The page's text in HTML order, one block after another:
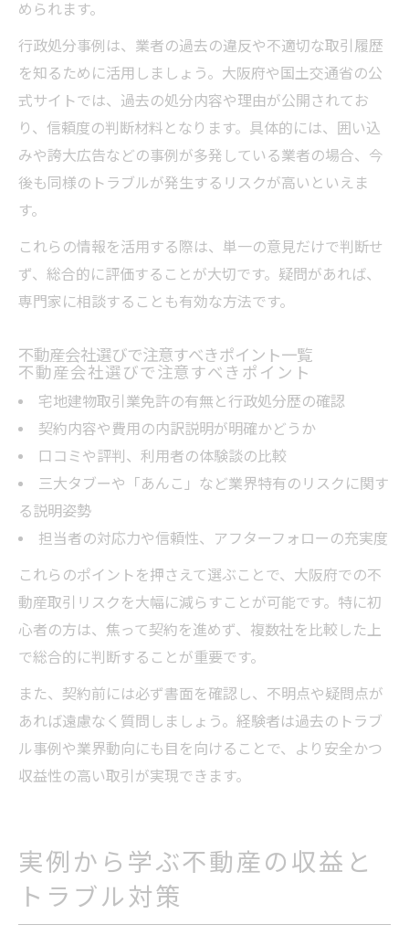
められます。
行政処分事例は、業者の過去の違反や不適切な取引履歴
を知るために活用しましょう。大阪府や国土交通省の公
式サイトでは、過去の処分内容や理由が公開されてお
り、信頼度の判断材料となります。具体的には、囲い込
みや誇大広告などの事例が多発している業者の場合、今
後も同様のトラブルが発生するリスクが高いといえま
す。
これらの情報を活用する際は、単一の意見だけで判断せ
ず、総合的に評価することが大切です。疑問があれば、
専門家に相談することも有効な方法です。
不動産会社選びで注意すべきポイント一覧
不動産会社選びで注意すべきポイント
宅地建物取引業免許の有無と行政処分歴の確認
契約内容や費用の内訳説明が明確かどうか
口コミや評判、利用者の体験談の比較
三大タブーや「あんこ」など業界特有のリスクに関す
る説明姿勢
担当者の対応力や信頼性、アフターフォローの充実度
これらのポイントを押さえて選ぶことで、大阪府での不
動産取引リスクを大幅に減らすことが可能です。特に初
心者の方は、焦って契約を進めず、複数社を比較した上
で総合的に判断することが重要です。
また、契約前には必ず書面を確認し、不明点や疑問点が
あれば遠慮なく質問しましょう。経験者は過去のトラブ
ル事例や業界動向にも目を向けることで、より安全かつ
収益性の高い取引が実現できます。
実例から学ぶ不動産の収益と
トラブル対策